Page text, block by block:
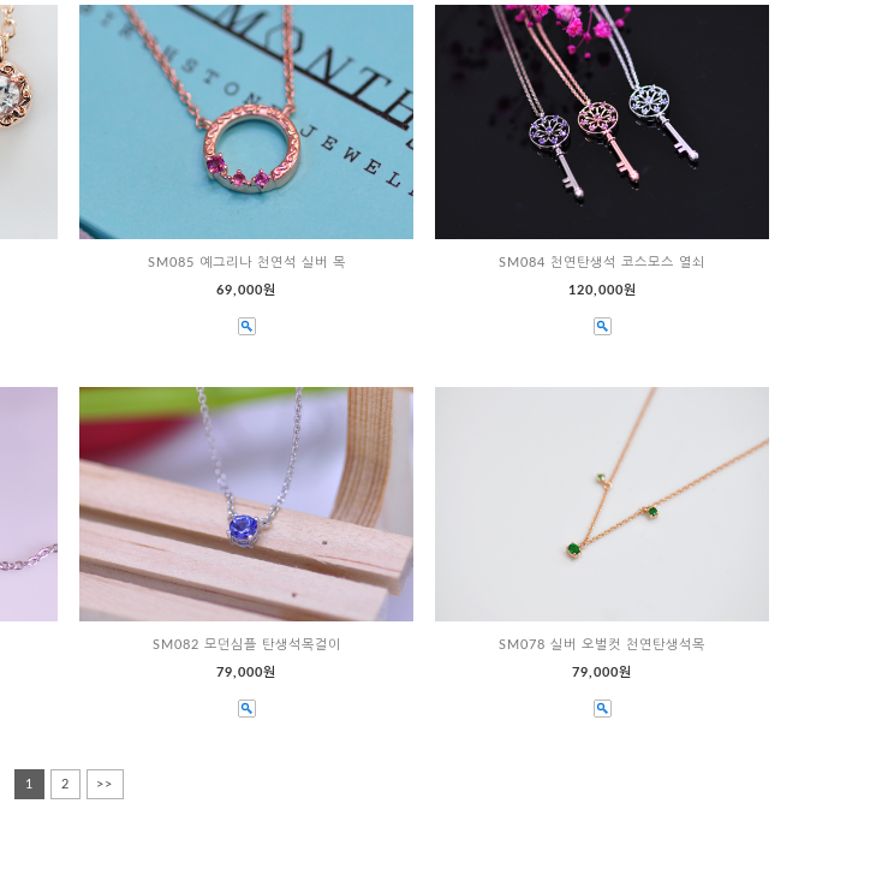
SM085 예그리나 천연석 실버 목
69,000원
SM084 천연탄생석 코스모스 열쇠
120,000원
SM082 모던심플 탄생석목걸이
79,000원
SM078 실버 오벌컷 천연탄생석목
79,000원
1 2 >>